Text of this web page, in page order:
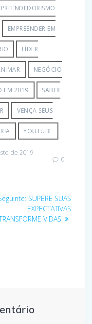
EMPREENDER EM
LÍDER
NEGÓCIO
EM 2019 SABER
VENÇA SEUS
YOUTUBE
de 2019
0
SUPERE SUAS
EXPECTATIVAS
VIDAS